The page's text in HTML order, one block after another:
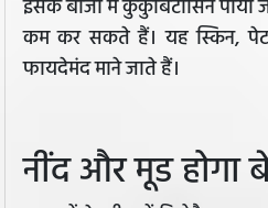
इसके बीजों में कुकुर्बिटासिन पाया
कम कर सकते हैं। यह स्किन,
फायदेमंद माने जाते हैं।
नींद और मूड होगा